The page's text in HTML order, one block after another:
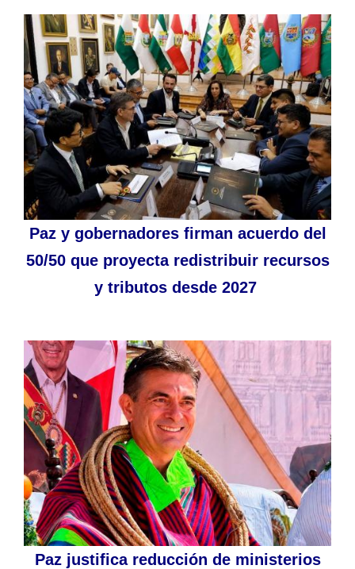
Paz y gobernadores firman acuerdo del
50/50 que proyecta redistribuir recursos
y tributos desde 2027
Paz justifica reducción de ministerios